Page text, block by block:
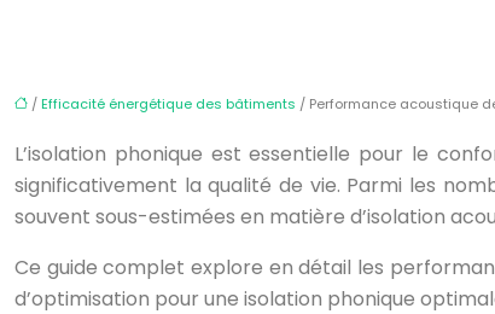
/ Efficacité énergétique des bâtiments / Performance acoustique
L’isolation phonique est essentielle pour le
significativement la qualité de vie. Parmi les
souvent sous-estimées en matière d’isolation
Ce guide complet explore en détail les
d’optimisation pour une isolation phonique